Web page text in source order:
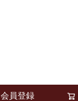
会員登録